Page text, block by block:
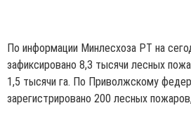
По информации Минлесхоза РТ на
зафиксировано 8,3 тысячи лесных
1,5 тысячи га. По Приволжскому
зарегистрировано 200 лесных